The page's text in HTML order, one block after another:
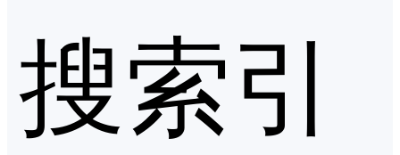
搜索引